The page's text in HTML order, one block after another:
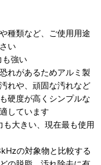
種類など、ご使用用途
い
も強い
れがあるためアルミ製
れや、頑固な汚れなど
硬度が高くシンプルな
しています
大きい、現在最も使用
の対象物と比較する